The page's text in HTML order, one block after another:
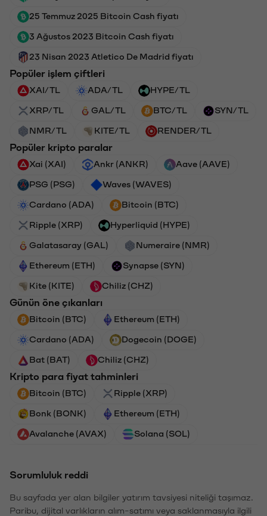
25 Temmuz 2025 Bitcoin Cash fiyatı
3 Ağustos 2023 Bitcoin Cash fiyatı
23 Nisan 2023 Atletico De Madrid fiyatı
Popüler işlem çiftleri
XAI/TL ADA/TL HYPE/TL
XRP/TL GAL/TL BTC/TL SYN/TL
NMR/TL KITE/TL RENDER/TL
Popüler kripto paralar
Xai (XAI) Ankr (ANKR) Aave (AAVE)
PSG (PSG) Waves (WAVES)
Cardano (ADA) Bitcoin (BTC)
Ripple (XRP) Hyperliquid (HYPE)
Galatasaray (GAL) Numeraire (NMR)
Ethereum (ETH) Synapse (SYN)
Kite (KITE) Chiliz (CHZ)
Günün öne çıkanları
Bitcoin (BTC) Ethereum (ETH)
Cardano (ADA) Dogecoin (DOGE)
Bat (BAT) Chiliz (CHZ)
Kripto para fiyat tahminleri
Bitcoin (BTC) Ripple (XRP)
Bonk (BONK) Ethereum (ETH)
Avalanche (AVAX) Solana (SOL)
Sorumluluk reddi
Bu sayfada yer alan bilgiler yatırım tavsiyesi niteliği taşımaz.
Paribu, dijital varlıkların alım-satımı veya saklanmasıyla ilgili